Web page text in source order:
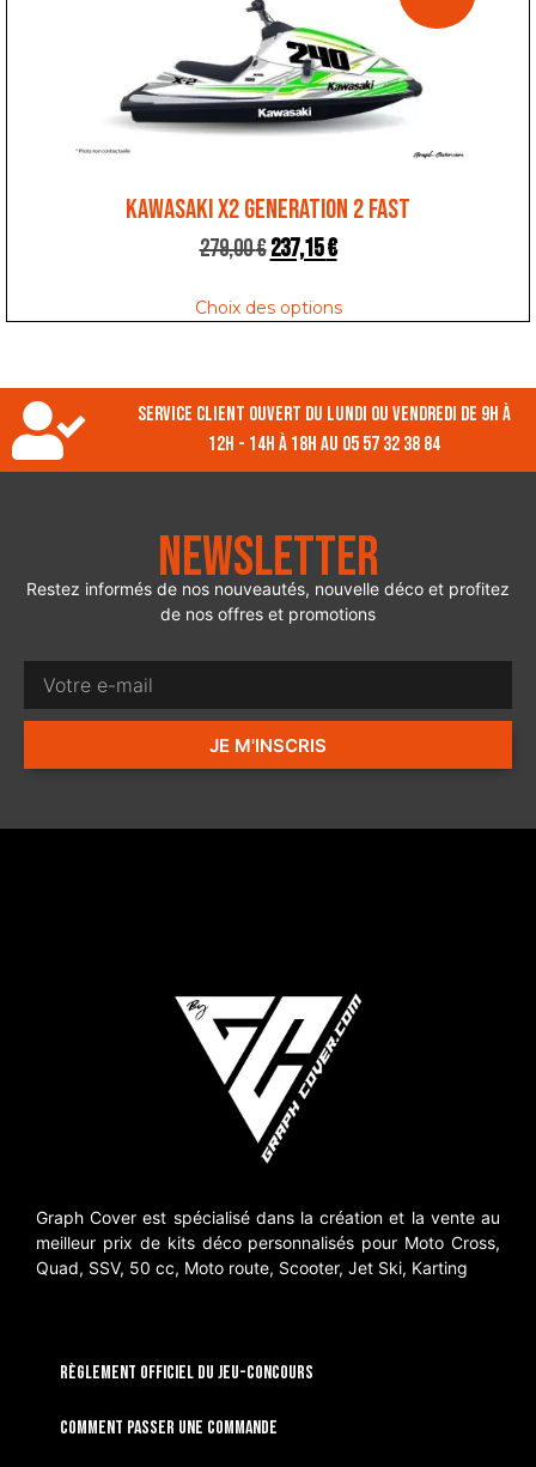
KAWASAKI X2 GENERATION 2 FAST
279,00€237,15€
Choix des options
Service client ouvert du lundi ou vendredi de 9h à
12h - 14h à 18h au 05 57 32 38 84
Newsletter
Restez informés de nos nouveautés, nouvelle déco et profitez
de nos offres et promotions
JE M'INSCRIS
Graph Cover est spécialisé dans la création et la vente au
meilleur prix de kits déco personnalisés pour Moto Cross,
Quad, SSV, 50 cc, Moto route, Scooter, Jet Ski, Karting
RÈGLEMENT OFFICIEL DU JEU-CONCOURS
Comment passer une commande